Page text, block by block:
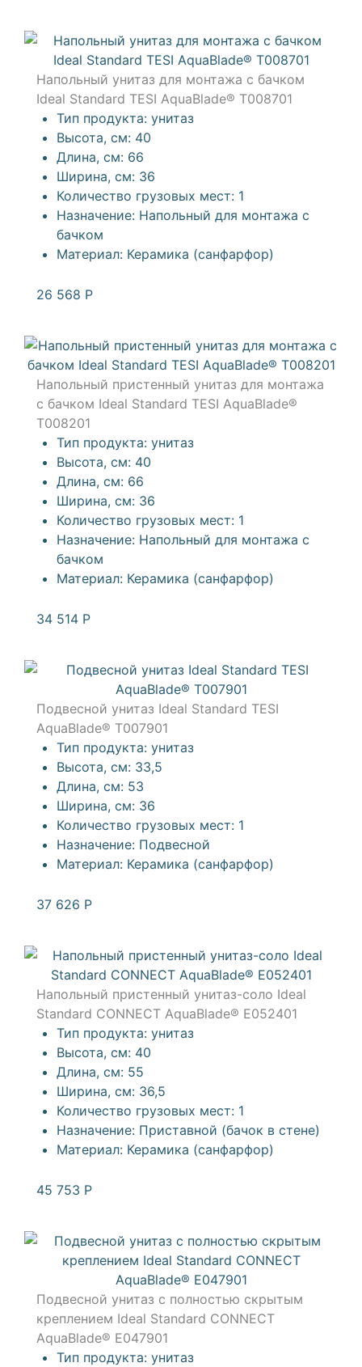
Напольный унитаз для монтажа с бачком
Ideal Standard TESI AquaBlade® T008701
Тип продукта: унитаз
Высота, см: 40
Длина, см: 66
Ширина, см: 36
Количество грузовых мест: 1
Назначение: Напольный для монтажа с
бачком
Материал: Керамика (санфарфор)
26 568 Р
Напольный пристенный унитаз для монтажа
с бачком Ideal Standard TESI AquaBlade®
T008201
Тип продукта: унитаз
Высота, см: 40
Длина, см: 66
Ширина, см: 36
Количество грузовых мест: 1
Назначение: Напольный для монтажа с
бачком
Материал: Керамика (санфарфор)
34 514 Р
Подвесной унитаз Ideal Standard TESI
AquaBlade® T007901
Тип продукта: унитаз
Высота, см: 33,5
Длина, см: 53
Ширина, см: 36
Количество грузовых мест: 1
Назначение: Подвесной
Материал: Керамика (санфарфор)
37 626 Р
Напольный пристенный унитаз-соло Ideal
Standard CONNECT AquaBlade® E052401
Тип продукта: унитаз
Высота, см: 40
Длина, см: 55
Ширина, см: 36,5
Количество грузовых мест: 1
Назначение: Приставной (бачок в стене)
Материал: Керамика (санфарфор)
45 753 Р
Подвесной унитаз с полностью скрытым
креплением Ideal Standard CONNECT
AquaBlade® E047901
Тип продукта: унитаз